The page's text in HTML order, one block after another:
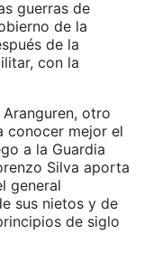
guerras de
de la
de la
con la
otro
conocer mejor el
a la Guardia
Silva aporta
general
sus nietos y de
de siglo